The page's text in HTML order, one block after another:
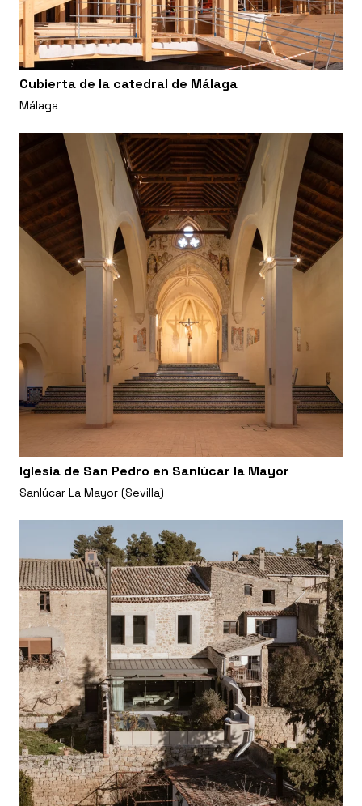
Cubierta de la catedral de Málaga
Málaga
Iglesia de San Pedro en Sanlúcar la Mayor
Sanlúcar La Mayor (Sevilla)